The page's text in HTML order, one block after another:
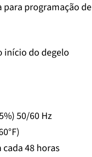
para programação de
início do degelo
50/60 Hz
48 horas